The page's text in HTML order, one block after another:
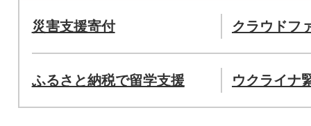
災害支援寄付 クラウドフ
ふるさと納税で留学支援 ウクライナ